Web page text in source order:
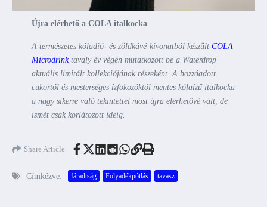
Újra elérhető a COLA italkocka
A természetes kóladió- és zöldkávé-kivonatból készült COLA
Microdrinktavaly év végén mutatkozott be a Waterdrop
aktuális limitált kollekciójának részeként. A hozzáadott
cukortól és mesterséges ízfokozóktól mentes kólaízű italkocka
a nagy sikerre való tekintettel most újra elérhetővé vált, de
ismét csak korlátozott ideig.
Share Article
Címkézve: fáradtság Folyadékpótlás tavasz